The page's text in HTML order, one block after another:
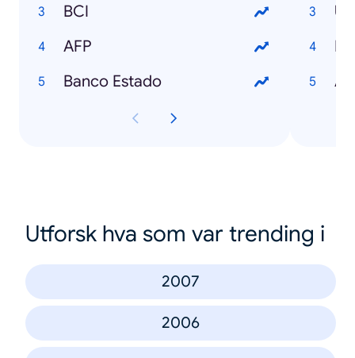
BCI
AFP
Banco Estado
Utforsk hva som var trending i
2007
2006